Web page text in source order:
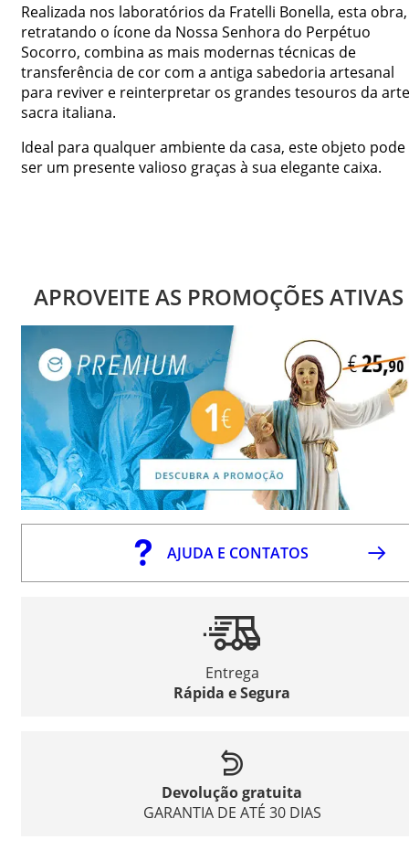
Realizada nos laboratórios da Fratelli Bonella, esta obra,
retratando o ícone da Nossa Senhora do Perpétuo
Socorro, combina as mais modernas técnicas de
transferência de cor com a antiga sabedoria artesanal
para reviver e reinterpretar os grandes tesouros da arte
sacra italiana.
Ideal para qualquer ambiente da casa, este objeto pode
ser um presente valioso graças à sua elegante caixa.
APROVEITE AS PROMOÇÕES ATIVAS
AJUDA E CONTATOS
Entrega
Rápida e Segura
Devolução gratuita
GARANTIA DE ATÉ 30 DIAS